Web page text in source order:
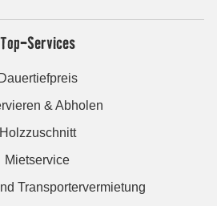
Top-Services
Dauertiefpreis
& Abholen
Holzzuschnitt
Mietservice
Transportervermietung